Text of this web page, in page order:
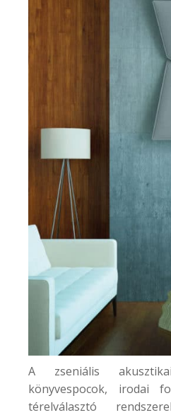
A zseniális
könyvespocok, irodai
térelválasztó